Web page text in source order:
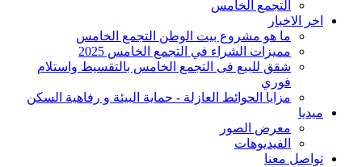
التجمع الخامس
اخر الاخبار
ما هو مشروع بيت الوطن التجمع الخامس
مميزات الشراء في التجمع الخامس 2025
شقق للبيع فى التجمع الخامس بالتقسيط واستلام
فوري
مزايا الحوائط العازلة - حماية البيئة و رفاهية السكن
ميديا
معرض الصور
الفيديوهات
تواصل معنا